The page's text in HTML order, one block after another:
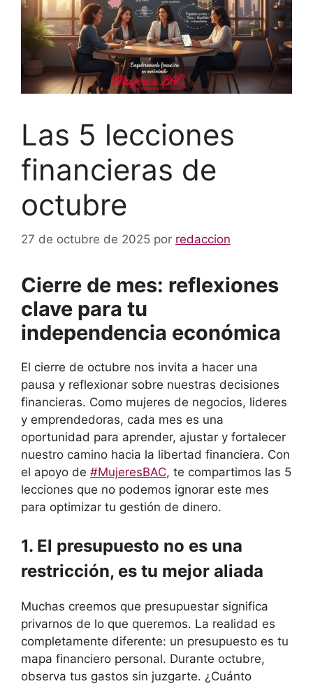
Las 5 lecciones
financieras de
octubre
27 de octubre de 2025 por redaccion
Cierre de mes: reflexiones
clave para tu
independencia económica
El cierre de octubre nos invita a hacer una
pausa y reflexionar sobre nuestras decisiones
financieras. Como mujeres de negocios, lideres
y emprendedoras, cada mes es una
oportunidad para aprender, ajustar y fortalecer
nuestro camino hacia la libertad financiera. Con
el apoyo de #MujeresBAC, te compartimos las 5
lecciones que no podemos ignorar este mes
para optimizar tu gestión de dinero.
1. El presupuesto no es una
restricción, es tu mejor aliada
Muchas creemos que presupuestar significa
privarnos de lo que queremos. La realidad es
completamente diferente: un presupuesto es tu
mapa financiero personal. Durante octubre,
observa tus gastos sin juzgarte. ¿Cuánto